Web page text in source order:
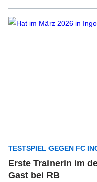
TESTSPIEL GEGEN FC
Erste Trainerin im
Gast bei RB